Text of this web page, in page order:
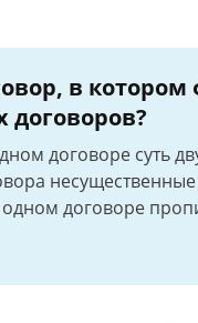
в котором
договоров?
договоре суть
договоре